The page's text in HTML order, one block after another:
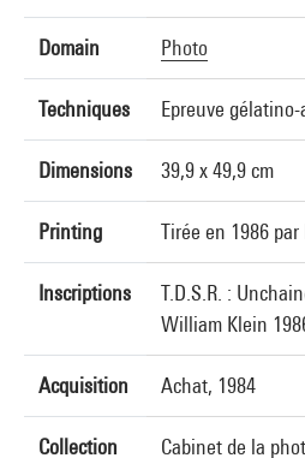
Domain Photo
Techniques Epreuve
Dimensions 39,9 x 49,9 cm
Printing Tirée en 1986
Inscriptions
T.D.S.R. :
William Klein
Acquisition Achat, 1984
Collection Cabinet de la